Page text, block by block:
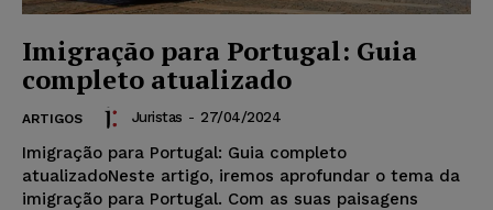
Imigração para Portugal: Guia
completo atualizado
ARTIGOS Juristas - 27/04/2024
Imigração para Portugal: Guia completo
atualizadoNeste artigo, iremos aprofundar o tema da
imigração para Portugal. Com as suas paisagens